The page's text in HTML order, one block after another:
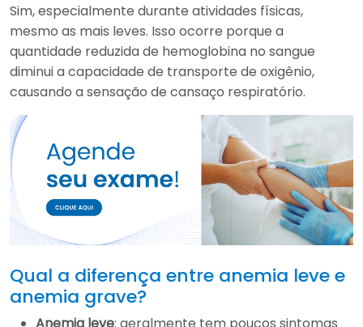
Sim, especialmente durante atividades físicas,
mesmo as mais leves. Isso ocorre porque a
quantidade reduzida de hemoglobina no sangue
diminui a capacidade de transporte de oxigênio,
causando a sensação de cansaço respiratório.
Qual a diferença entre anemia leve e
anemia grave?
Anemia leve: geralmente tem poucos sintomas